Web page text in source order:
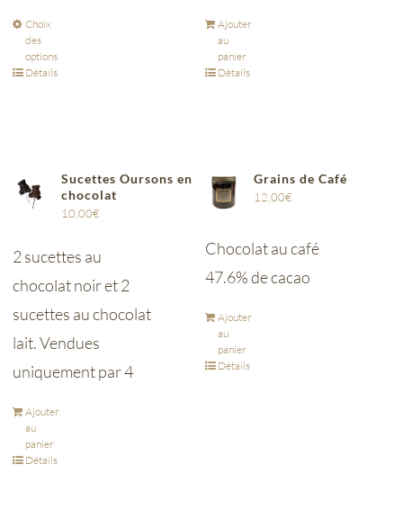
Choix
des
options
Détails
Ajouter
au
panier
Détails
Sucettes Oursons en
chocolat
10,00€
2 sucettes au
chocolat noir et 2
sucettes au chocolat
lait. Vendues
uniquement par 4
Ajouter
au
panier
Détails
Grains de Café
12,00€
Chocolat au café
47.6% de cacao
Ajouter
au
panier
Détails